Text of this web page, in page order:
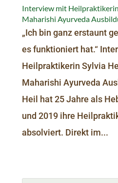
Interview mit
Maharishi Ayurveda
„Ich bin ganz erstaunt
es funktioniert hat.“
Heilpraktikerin Sylvia
Maharishi Ayurveda
Heil hat 25 Jahre als
und 2019 ihre
absolviert. Direkt im...